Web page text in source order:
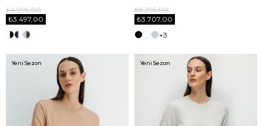
₺3.497,00
₺4.995,00
₺3.707,00
₺5.295,00
+3
Yeni Sezon Yeni Sezon